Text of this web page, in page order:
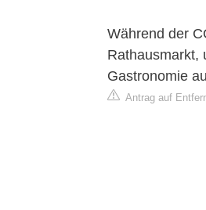
Während der
Rathausmarkt,
Gastronomie
Antrag auf